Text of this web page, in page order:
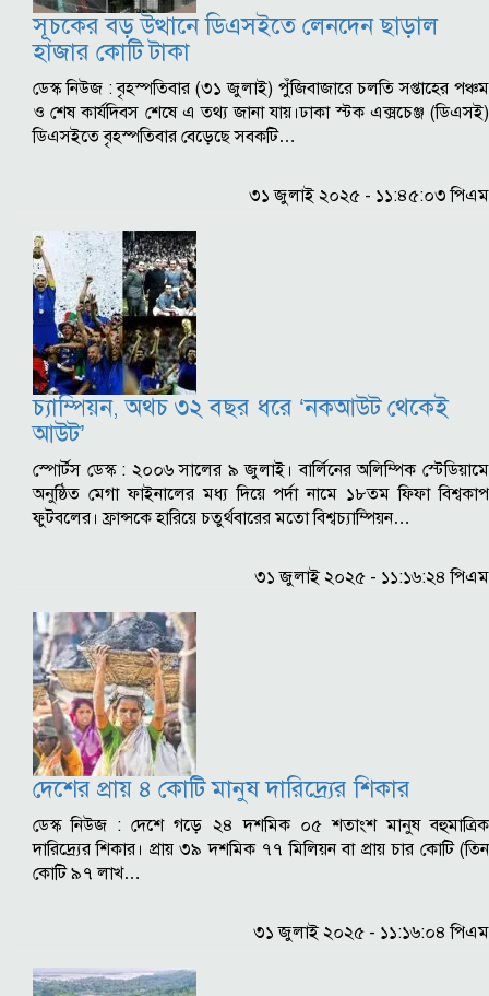
সূচকের বড় উত্থানে ডিএসইতে লেনদেন ছাড়াল
হাজার কোটি টাকা
ডেস্ক নিউজ : বৃহস্পতিবার (৩১ জুলাই) পুঁজিবাজারে চলতি সপ্তাহের পঞ্চম
ও শেষ কার্যদিবস শেষে এ তথ্য জানা যায়।ঢাকা স্টক এক্সচেঞ্জ (ডিএসই)
ডিএসইতে বৃহস্পতিবার বেড়েছে সবকটি…
৩১ জুলাই ২০২৫ - ১১:৪৫:০৩ পিএম
চ্যাম্পিয়ন, অথচ ৩২ বছর ধরে ‘নকআউট থেকেই
আউট’
স্পোর্টস ডেস্ক : ২০০৬ সালের ৯ জুলাই। বার্লিনের অলিম্পিক স্টেডিয়ামে
অনুষ্ঠিত মেগা ফাইনালের মধ্য দিয়ে পর্দা নামে ১৮তম ফিফা বিশ্বকাপ
ফুটবলের। ফ্রান্সকে হারিয়ে চতুর্থবারের মতো বিশ্বচ্যাম্পিয়ন…
৩১ জুলাই ২০২৫ - ১১:১৬:২৪ পিএম
দেশের প্রায় ৪ কোটি মানুষ দারিদ্র্যের শিকার
ডেস্ক নিউজ : দেশে গড়ে ২৪ দশমিক ০৫ শতাংশ মানুষ বহুমাত্রিক
দারিদ্র্যের শিকার। প্রায় ৩৯ দশমিক ৭৭ মিলিয়ন বা প্রায় চার কোটি (তিন
কোটি ৯৭ লাখ…
৩১ জুলাই ২০২৫ - ১১:১৬:০৪ পিএম